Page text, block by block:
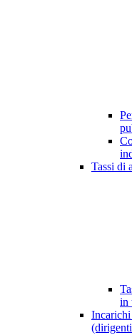
Tassi di
in